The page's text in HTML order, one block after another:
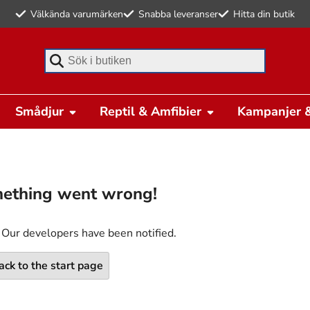
Välkända varumärken Snabba leveranser Hitta din butik
Börja skriva för att söka
Smådjur Reptil & Amfibier Kampanjer
went wrong!
developers have been notified.
to the start page